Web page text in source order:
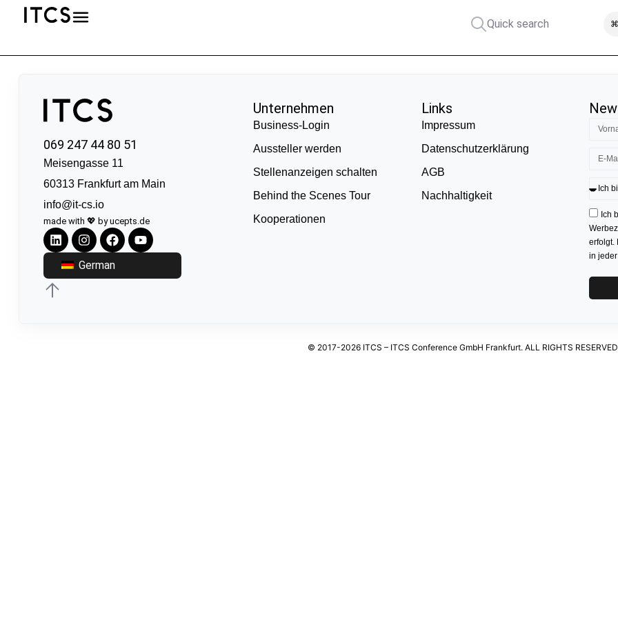
Quick search
069 247 44 80 51
Meisengasse 11
60313 Frankfurt am Main
info@it-cs.io
made with 💖 by ucepts.de
German
Unternehmen
Business-Login
Aussteller werden
Stellenanzeigen schalten
Behind the Scenes Tour
Kooperationen
Links
Impressum
Datenschutzerklärung
AGB
Nachhaltigkeit
Ich
erfolgt.
in
© 2017-2026 ITCS – ITCS Conference GmbH Frankfurt. ALL RIGHTS